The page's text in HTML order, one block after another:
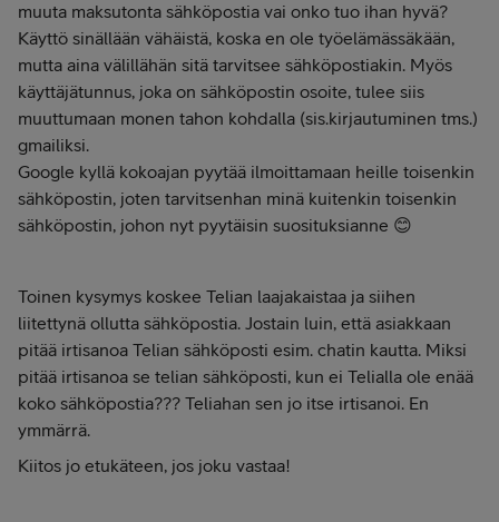
muuta maksutonta sähköpostia vai onko tuo ihan hyvä?
Käyttö sinällään vähäistä, koska en ole työelämässäkään,
mutta aina välillähän sitä tarvitsee sähköpostiakin. Myös
käyttäjätunnus, joka on sähköpostin osoite, tulee siis
muuttumaan monen tahon kohdalla (sis.kirjautuminen tms.)
gmailiksi.
Google kyllä kokoajan pyytää ilmoittamaan heille toisenkin
sähköpostin, joten tarvitsenhan minä kuitenkin toisenkin
sähköpostin, johon nyt pyytäisin suosituksianne 😊
Toinen kysymys koskee Telian laajakaistaa ja siihen
liitettynä ollutta sähköpostia. Jostain luin, että asiakkaan
pitää irtisanoa Telian sähköposti esim. chatin kautta. Miksi
pitää irtisanoa se telian sähköposti, kun ei Telialla ole enää
koko sähköpostia??? Teliahan sen jo itse irtisanoi. En
ymmärrä.
Kiitos jo etukäteen, jos joku vastaa!